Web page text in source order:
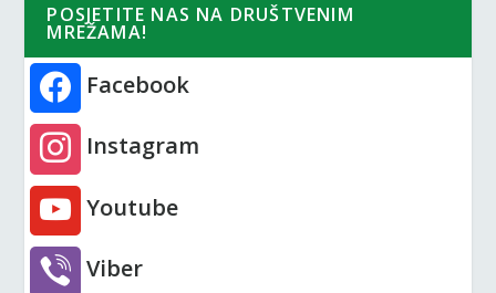
POSJETITE NAS NA DRUŠTVENIM
MREŽAMA!
Facebook
Instagram
Youtube
Viber